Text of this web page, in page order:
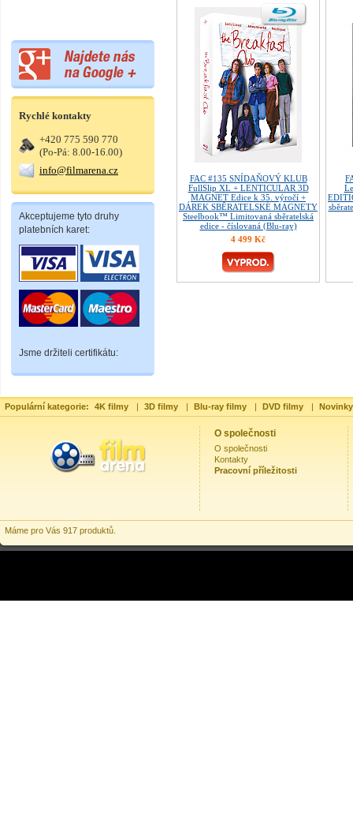
Rychlé kontakty
+420 775 590 770
(Po-Pá: 8.00-16.00)
info@filmarena.cz
Akceptujeme tyto druhy
platebních karet:
Jsme držiteli certifikátu:
FAC #135 SNÍDAŇOVÝ KLUB
FullSlip XL + LENTICULAR 3D
MAGNET Edice k 35. výročí +
DÁREK SBĚRATELSKÉ MAGNETY
Steelbook™ Limitovaná sběratelská
edice - číslovaná (Blu-ray)
4 499 Kč
Populární kategorie: 4K filmy | 3D filmy | Blu-ray filmy | DVD filmy |
O společnosti
O společnosti
Kontakty
Pracovní příležitosti
Máme pro Vás 917 produktů.